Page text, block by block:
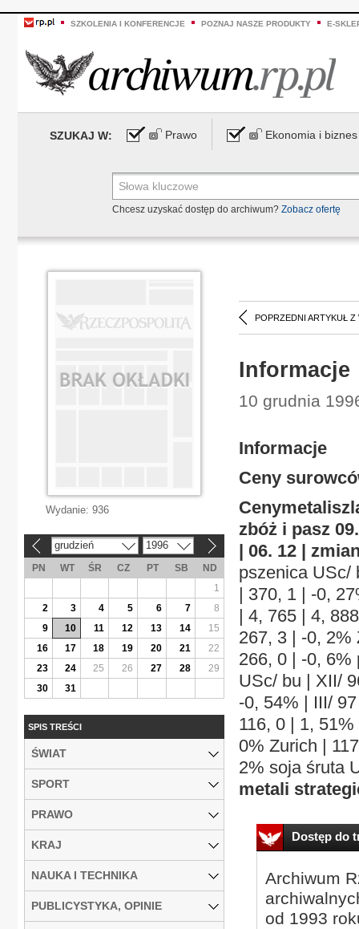
SZKOLENIA I KONFERENCJE POZNAJ NASZE PRODUKTY E-
SZUKAJ W: Prawo Ekonomia i biznes
Chcesz uzyskać dostęp do archiwum? Zobacz ofertę
POPRZEDNI ARTYKUŁ Z
Informacje
10 grudnia
Informacje
Ceny
zbóż i pasz
| 06. 12 |
pszenica USc/
| 370, 1 | -0,
| 4, 765 | 4,
267, 3 | -0, 2%
266, 0 | -0, 6%
USc/ bu | XII/
-0, 54% | III/
116, 0 | 1,
0% Zurich |
2% soja śruta
metali
Dostęp do
Archiwum
od 1993
Wydanie: 936
grudzień 1996
PN WT ŚR CZ PT SB
ND
1
2
3 4 5 6 7
8
9
10 11 12 13 14
15
16
17 18 19 20 21
22
23
24 25 26 27 28
29
30
31
SPIS TREŚCI
ŚWIAT
SPORT
PRAWO
KRAJ
NAUKA I TECHNIKA
PUBLICYSTYKA, OPINIE